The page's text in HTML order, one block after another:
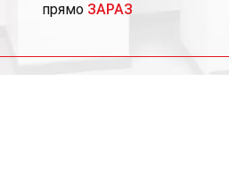
прямо ЗАРАЗ